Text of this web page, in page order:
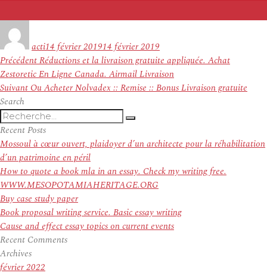
actile
14 février 201914 février 2019
Navigation
de
l’article
PrécédentArticle
précédent :
Réductions et la livraison gratuite appliquée. Achat
Zestoretic En Ligne Canada. Airmail Livraison
Suivant Article
Ou Acheter Nolvadex :: Remise :: Bonus Livraison gratuite
Search
Recherche
pour
:
Recherche
Recent Posts
Mossoul à cœur ouvert, plaidoyer d’un architecte pour la réhabilitation
d’un patrimoine en péril
How to quote a book mla in an essay. Check my writing free.
WWW.MESOPOTAMIAHERITAGE.ORG
Buy case study paper
Book proposal writing service. Basic essay writing
Cause and effect essay topics on current events
Recent Comments
Archives
février 2022